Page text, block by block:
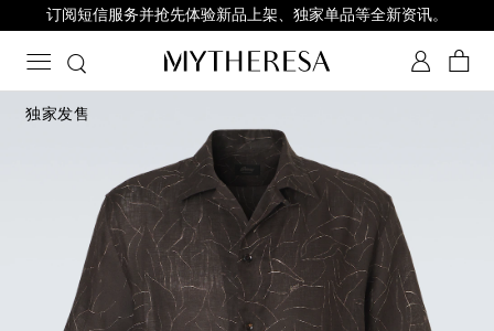
订阅短信服务并抢先体验新品上架、独家单品等全新资讯。
独家发售